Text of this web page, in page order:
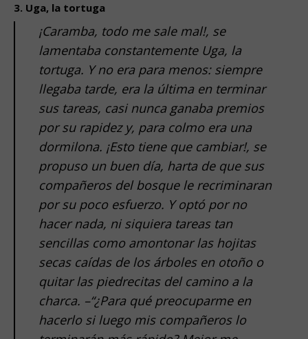
3. Uga, la tortuga
¡Caramba, todo me sale mal!, se
lamentaba constantemente Uga, la
tortuga. Y no era para menos: siempre
llegaba tarde, era la última en terminar
sus tareas, casi nunca ganaba premios
por su rapidez y, para colmo era una
dormilona. ¡Esto tiene que cambiar!, se
propuso un buen día, harta de que sus
compañeros del bosque le recriminaran
por su poco esfuerzo. Y optó por no
hacer nada, ni siquiera tareas tan
sencillas como amontonar las hojitas
secas caídas de los árboles en otoño o
quitar las piedrecitas del camino a la
charca. –“¿Para qué preocuparme en
hacerlo si luego mis compañeros lo